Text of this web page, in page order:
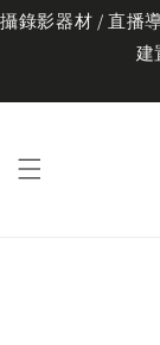
攝錄影器材 / 直播
建